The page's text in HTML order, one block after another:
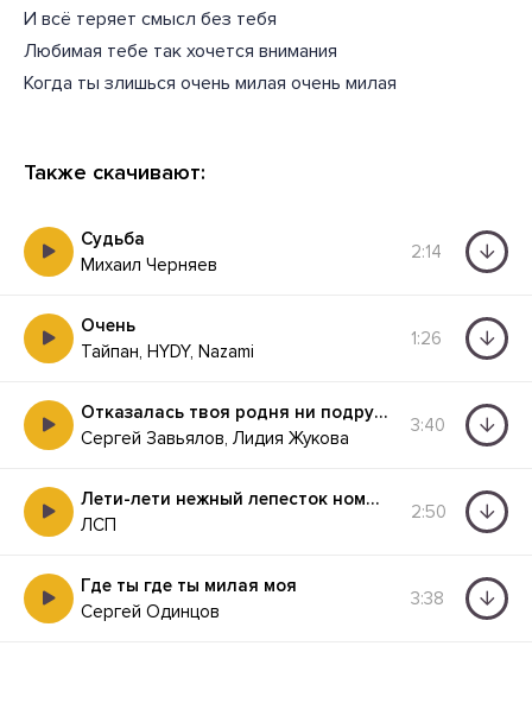
И всё теряет смысл без тебя
Любимая тебе так хочется внимания
Когда ты злишься очень милая очень милая
Также скачивают:
Судьба
Михаил Черняев
2:14
Очень
Тайпан, HYDY, Nazami
1:26
Отказалась твоя родня ни подруг ни друзей у меня
Сергей Завьялов, Лидия Жукова
3:40
Лети-лети нежный лепесток номер три
ЛСП
2:50
Где ты где ты милая моя
Сергей Одинцов
3:38